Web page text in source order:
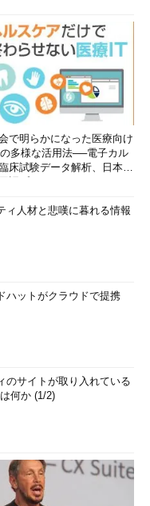
で明らかになった医療向け
多様な活用法──電子カル
床試験データ解析、日本語
ィ人材と悲嘆に暮れる情報
ハットがクラウドで提携
のサイトが取り入れている
何か (1/2)